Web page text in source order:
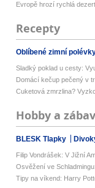
Evropě hrozí rychlá
Recepty
Oblíbené zimní
Sladký poklad u cesty:
Domácí kečup pečený v
Cuketová zmrzlina?
Hobby a
BLESK Tlapky
Filip Vondrášek: V Jižní
Osvěžení ve
Tipy na víkend: Harry